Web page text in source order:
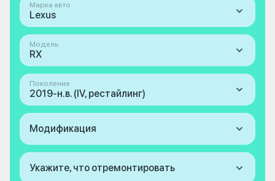
Марка авто
Lexus
Модель
RX
Поколение
2019-н.в. (IV, рестайлинг)
Модификация
Укажите, что отремонтировать